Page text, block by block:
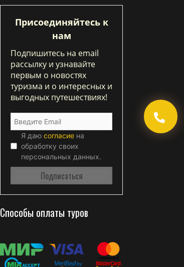
Присоединяйтесь к
нам
Подпишитесь на email
рассылку и узнавайте
первым о новостях
туризма и о интересных и
выгодных путешествиях!
Я даю согласие на
обработку своих
персональных данных.
Способы оплаты туров